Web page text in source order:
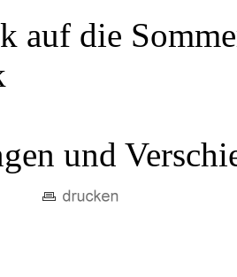
auf die
und